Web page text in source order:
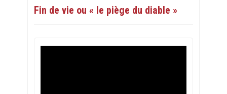
Fin de vie ou « le piège du diable »